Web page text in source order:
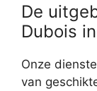
De
Dubois
Onze
van